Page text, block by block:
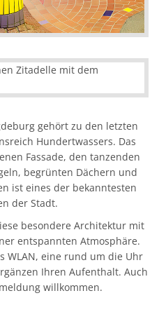
gehört zu den letzten
Hundertwassers. Das
Fassade, den tanzenden
begrünten Dächern und
ist eines der bekanntesten
der Stadt.
besondere Architektur mit
entspannten Atmosphäre.
WLAN, eine rund um die Uhr
Ihren Aufenthalt. Auch
willkommen.